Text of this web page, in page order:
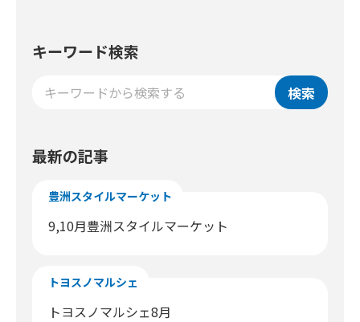
キーワード検索
検索
最新の記事
豊洲スタイルマーケット
9,10月豊洲スタイルマーケット
トヨスノマルシェ
トヨスノマルシェ8月